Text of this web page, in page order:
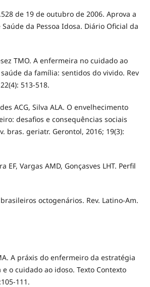
de 19 de outubro de 2006. Aprova a
da Pessoa Idosa. Diário Oficial da
TMO. A enfermeira no cuidado ao
da família: sentidos do vivido. Rev
513-518.
ACG, Silva ALA. O envelhecimento
desafios e consequências sociais
bras. geriatr. Gerontol, 2016; 19(3):
EF, Vargas AMD, Gonçasves LHT. Perfil
octogenários. Rev. Latino-Am.
A práxis do enfermeiro da estratégia
o cuidado ao idoso. Texto Contexto
111.